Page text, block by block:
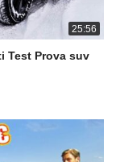
25:56
Test Prova suv